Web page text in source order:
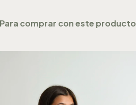
Para comprar con este producto